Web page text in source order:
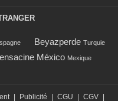
Beyazperde Turquie
México Mexique
Publicité CGU CGV